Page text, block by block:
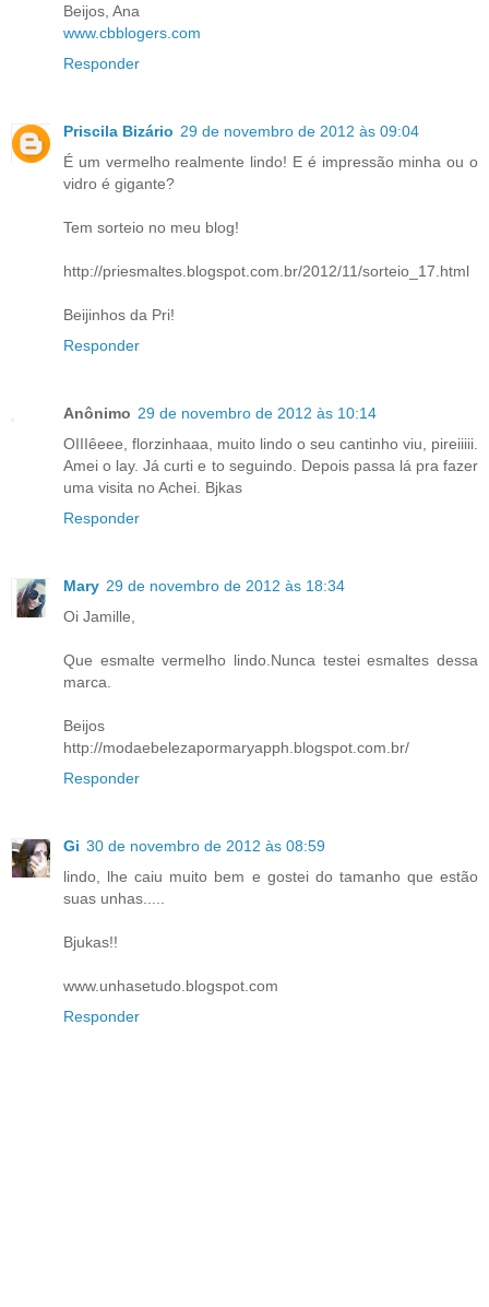
Beijos, Ana
www.cbblogers.com
Responder
Priscila Bizário 29 de novembro de 2012 às 09:04
É um vermelho realmente lindo! E é impressão minha ou o
vidro é gigante?
Tem sorteio no meu blog!
http://priesmaltes.blogspot.com.br/2012/11/sorteio_17.html
Beijinhos da Pri!
Responder
Anônimo 29 de novembro de 2012 às 10:14
OIIIêeee, florzinhaaa, muito lindo o seu cantinho viu, pireiiiii.
Amei o lay. Já curti e to seguindo. Depois passa lá pra fazer
uma visita no Achei. Bjkas
Responder
Mary 29 de novembro de 2012 às 18:34
Oi Jamille,
Que esmalte vermelho lindo.Nunca testei esmaltes dessa
marca.
Beijos
http://modaebelezapormaryapph.blogspot.com.br/
Responder
Gi 30 de novembro de 2012 às 08:59
lindo, lhe caiu muito bem e gostei do tamanho que estão
suas unhas.....
Bjukas!!
www.unhasetudo.blogspot.com
Responder